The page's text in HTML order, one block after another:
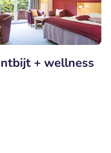
+ wellness